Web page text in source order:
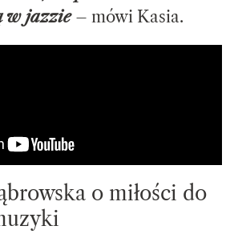
w jazzie– mówi Kasia.
o miłości do